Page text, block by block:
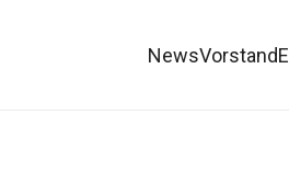
NewsVorstand